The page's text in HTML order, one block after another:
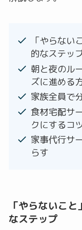
「やらない
的なステッ
朝と夜のル
ズに進める
家族全員で
食材宅配サ
クにするコ
家事代行サ
らす
「やらないこ
なステップ